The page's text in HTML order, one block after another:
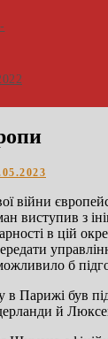
війни
виступив з
в цій
б
в Парижі був
й